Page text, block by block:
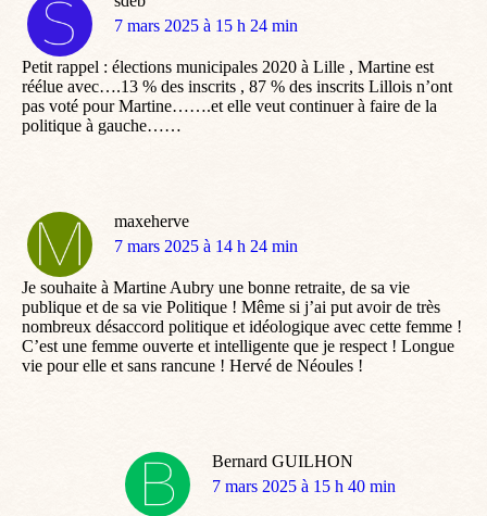
dit
7 mars 2025 à 15 h 24 min
Petit rappel : élections municipales 2020 à Lille , Martine est
réélue avec….13 % des inscrits , 87 % des inscrits Lillois n’ont
pas voté pour Martine…….et elle veut continuer à faire de la
politique à gauche……
maxeherve
dit
7 mars 2025 à 14 h 24 min
Je souhaite à Martine Aubry une bonne retraite, de sa vie
publique et de sa vie Politique ! Même si j’ai put avoir de très
nombreux désaccord politique et idéologique avec cette femme !
C’est une femme ouverte et intelligente que je respect ! Longue
vie pour elle et sans rancune ! Hervé de Néoules !
Bernard GUILHON
dit
7 mars 2025 à 15 h 40 min